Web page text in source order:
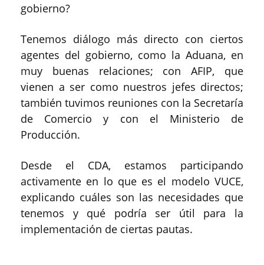
gobierno?
Tenemos diálogo más directo con ciertos
agentes del gobierno, como la Aduana, en
muy buenas relaciones; con AFIP, que
vienen a ser como nuestros jefes directos;
también tuvimos reuniones con la Secretaría
de Comercio y con el Ministerio de
Producción.
Desde el CDA, estamos participando
activamente en lo que es el modelo VUCE,
explicando cuáles son las necesidades que
tenemos y qué podría ser útil para la
implementación de ciertas pautas.